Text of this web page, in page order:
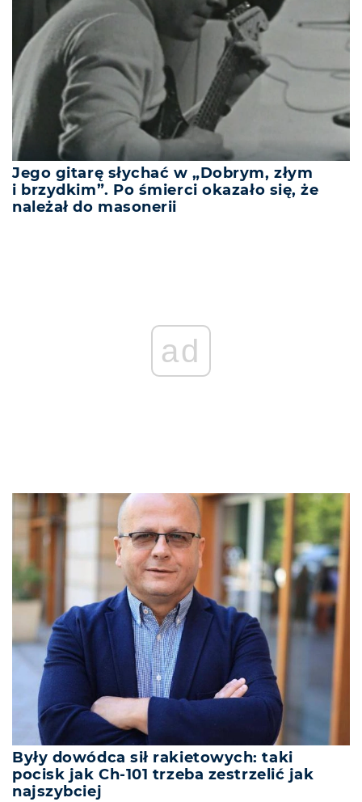
Jego gitarę słychać w „Dobrym, złym
i brzydkim”. Po śmierci okazało się, że
należał do masonerii
ad
Były dowódca sił rakietowych: taki
pocisk jak Ch-101 trzeba zestrzelić jak
najszybciej